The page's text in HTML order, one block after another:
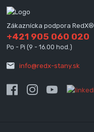
Zákaznícka podpora RedX®
+421 905 060 020
Po - Pi (9 - 16.00 hod.)
info@redx-stany.sk